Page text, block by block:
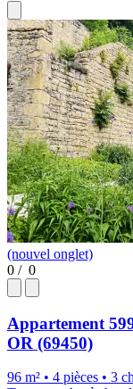
(nouvel onglet)
0 / 0
Appartement
OR (69450)
96 m² • 4 pièces • 3